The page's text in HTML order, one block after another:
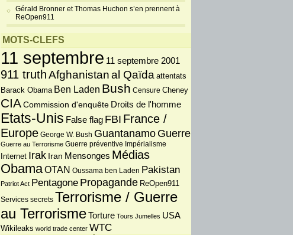
Gérald Bronner et Thomas Huchon s’en prennent à
ReOpen911
MOTS-CLEFS
11 septembre 11 septembre 2001
911 truthAfghanistanal Qaïda attentats
Barack Obama Ben Laden Bush Censure Cheney
CIA Commission d'enquête Droits de l'homme
Etats-Unis False flag FBI France /
Europe George W. Bush Guantanamo Guerre
Guerre au Terrorisme Guerre préventive Impérialisme
Internet Irak Iran Mensonges Médias
ObamaOTAN Oussama ben Laden Pakistan
Patriot Act Pentagone Propagande ReOpen911
Services secrets Terrorisme / Guerre
au TerrorismeTorture Tours Jumelles USA
Wikileaks world trade center WTC